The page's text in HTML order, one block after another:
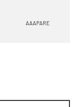
AAAPARE